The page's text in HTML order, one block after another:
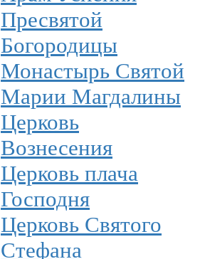
Пресвятой
Богородицы
Монастырь Святой
Марии Магдалины
Церковь
Вознесения
Церковь плача
Господня
Церковь Святого
Стефана